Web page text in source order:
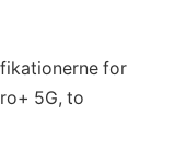
for
5G, to